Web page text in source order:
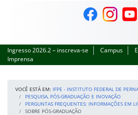
Página do Facebook
Perfil no Canal
Ingresso 2026.2 – inscreva-se Campus
Imprensa
VOCÊ ESTÁ EM: IFPE - INSTITUTO FEDERAL DE
PESQUISA, PÓS-GRADUAÇÃO E INOVAÇÃO
PERGUNTAS FREQUENTES: INFORMAÇÕES EM
SOBRE PÓS-GRADUAÇÃO